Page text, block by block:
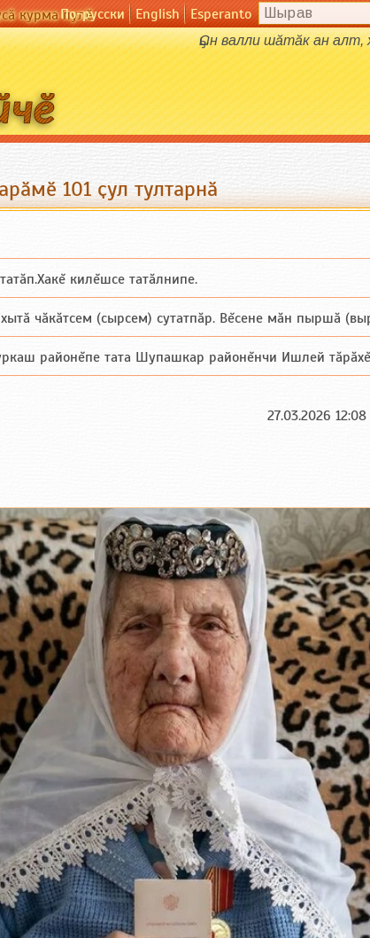
курма пулӗПо-русски English Esperanto
Ҫын валли шӑтӑк ан алт,
101 ҫул тултарнӑ
килĕшсе татăлнипе.
чăкăтсем (сырсем) сутатпăр. Вĕсене мăн пыршă
районĕпе тата Шупашкар районĕнчи Ишлей тăрăхĕпе
27.03.2026